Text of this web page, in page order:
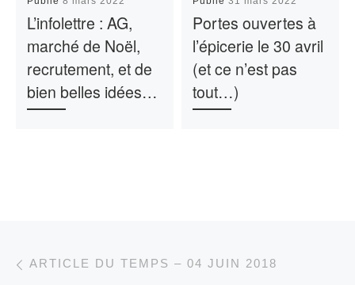
L’infolettre : AG,
marché de Noël,
recrutement, et de
bien belles idées…
Portes ouvertes à
l’épicerie le 30 avril
(et ce n’est pas
tout…)
Parcourir les articles
ARTICLE DU TEMPS – 04 JUIN 2018